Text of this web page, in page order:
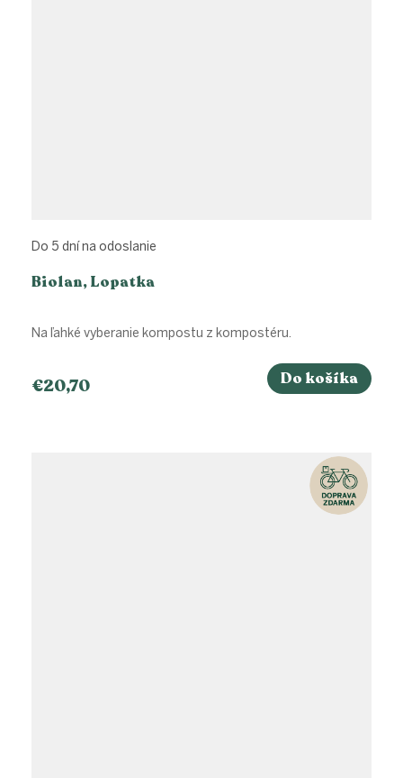
Biolan, Lopatka
Do 5 dní na odoslanie
€20,70 Do košíka
Na ľahké vyberanie kompostu z kompostéru.